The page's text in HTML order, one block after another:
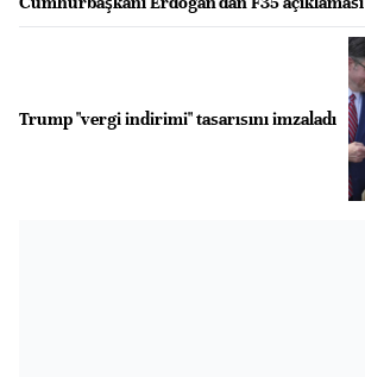
Trump "vergi indirimi" tasarısını imzaladı